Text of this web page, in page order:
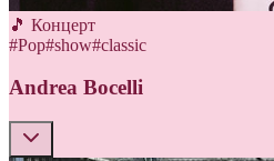
🎵 Концерт
#Pop#show#classic
Andrea Bocelli